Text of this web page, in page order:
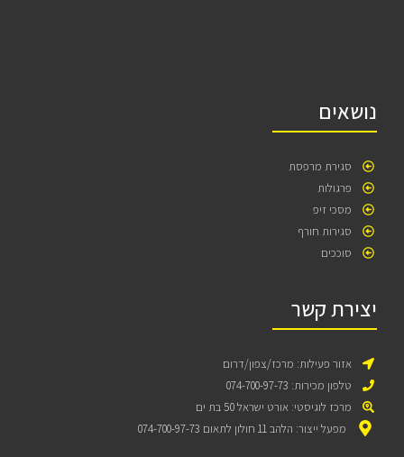
נושאים
סגירת מרפסת
פרגולות
מסכי זיפ
סגירות חורף
סוככים
יצירת קשר
אזור פעילות: מרכז/צפון/דרום
טלפון מכירות: 074-700-97-73
מרכז לוגיסטי: אורט ישראל 50 בת ים
מפעל ייצור: הלהב 11 חולון לתאום 074-700-97-73